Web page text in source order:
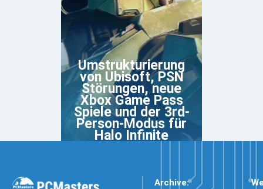
Umstrukturierung
von Ubisoft, PSN
Störungen, neue
Xbox Game Pass
Spiele und der 3rd-
Person-Modus für
Halo Infinite
Archive: